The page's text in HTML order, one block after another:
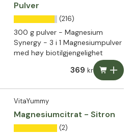
Pulver
(216)
300 g pulver - Magnesium
Synergy - 3 i 1 Magnesiumpulver
med høy biotilgjengelighet
369 kr
VitaYummy
Magnesiumcitrat - Sitron
(2)